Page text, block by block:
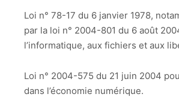
Loi n° 78-17 du 6 janvier 1978,
par la loi n° 2004-801 du 6 août
l’informatique, aux fichiers et aux
Loi n° 2004-575 du 21 juin 2004
dans l’économie numérique.